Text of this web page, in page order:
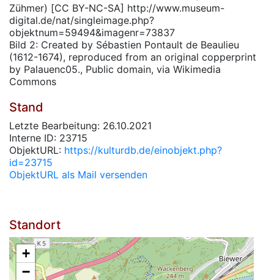
Zühmer) [CC BY-NC-SA] http://www.museum-
digital.de/nat/singleimage.php?
objektnum=59494&imagenr=73837
Bild 2: Created by Sébastien Pontault de Beaulieu
(1612-1674), reproduced from an original copperprint
by Palauenc05., Public domain, via Wikimedia
Commons
Stand
Letzte Bearbeitung: 26.10.2021
Interne ID: 23715
ObjektURL: https://kulturdb.de/einobjekt.php?
id=23715
ObjektURL als Mail versenden
Standort
+
−